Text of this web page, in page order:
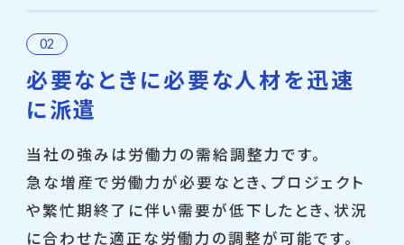
必要なときに必要な人材を迅速
に派遣
当社の強みは労働力の需給調整力です。
急な増産で労働力が必要なとき、プロジェクト
や繁忙期終了に伴い需要が低下したとき、状況
に合わせた適正な労働力の調整が可能です。